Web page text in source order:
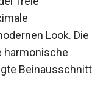
freie
Look.
harmonische